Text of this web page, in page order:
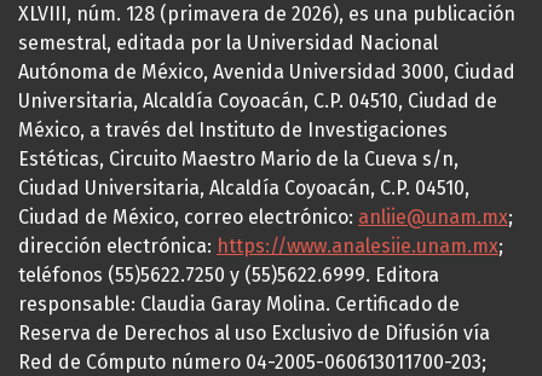
XLVIII, núm. 128 (primavera de 2026), es una publicación
semestral, editada por la Universidad Nacional
Autónoma de México, Avenida Universidad 3000, Ciudad
Universitaria, Alcaldía Coyoacán, C.P. 04510, Ciudad de
México, a través del Instituto de Investigaciones
Estéticas, Circuito Maestro Mario de la Cueva s/n,
Ciudad Universitaria, Alcaldía Coyoacán, C.P. 04510,
Ciudad de México, correo electrónico: anliie@unam.mx;
dirección electrónica: https://www.analesiie.unam.mx;
teléfonos (55)5622.7250 y (55)5622.6999. Editora
responsable: Claudia Garay Molina. Certificado de
Reserva de Derechos al uso Exclusivo de Difusión vía
Red de Cómputo número 04-2005-060613011700-203;